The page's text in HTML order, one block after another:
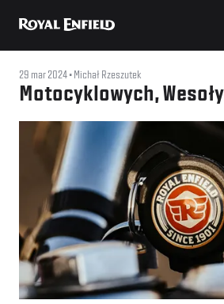
29 mar 2024 Michał Rzeszutek
Motocyklowych,